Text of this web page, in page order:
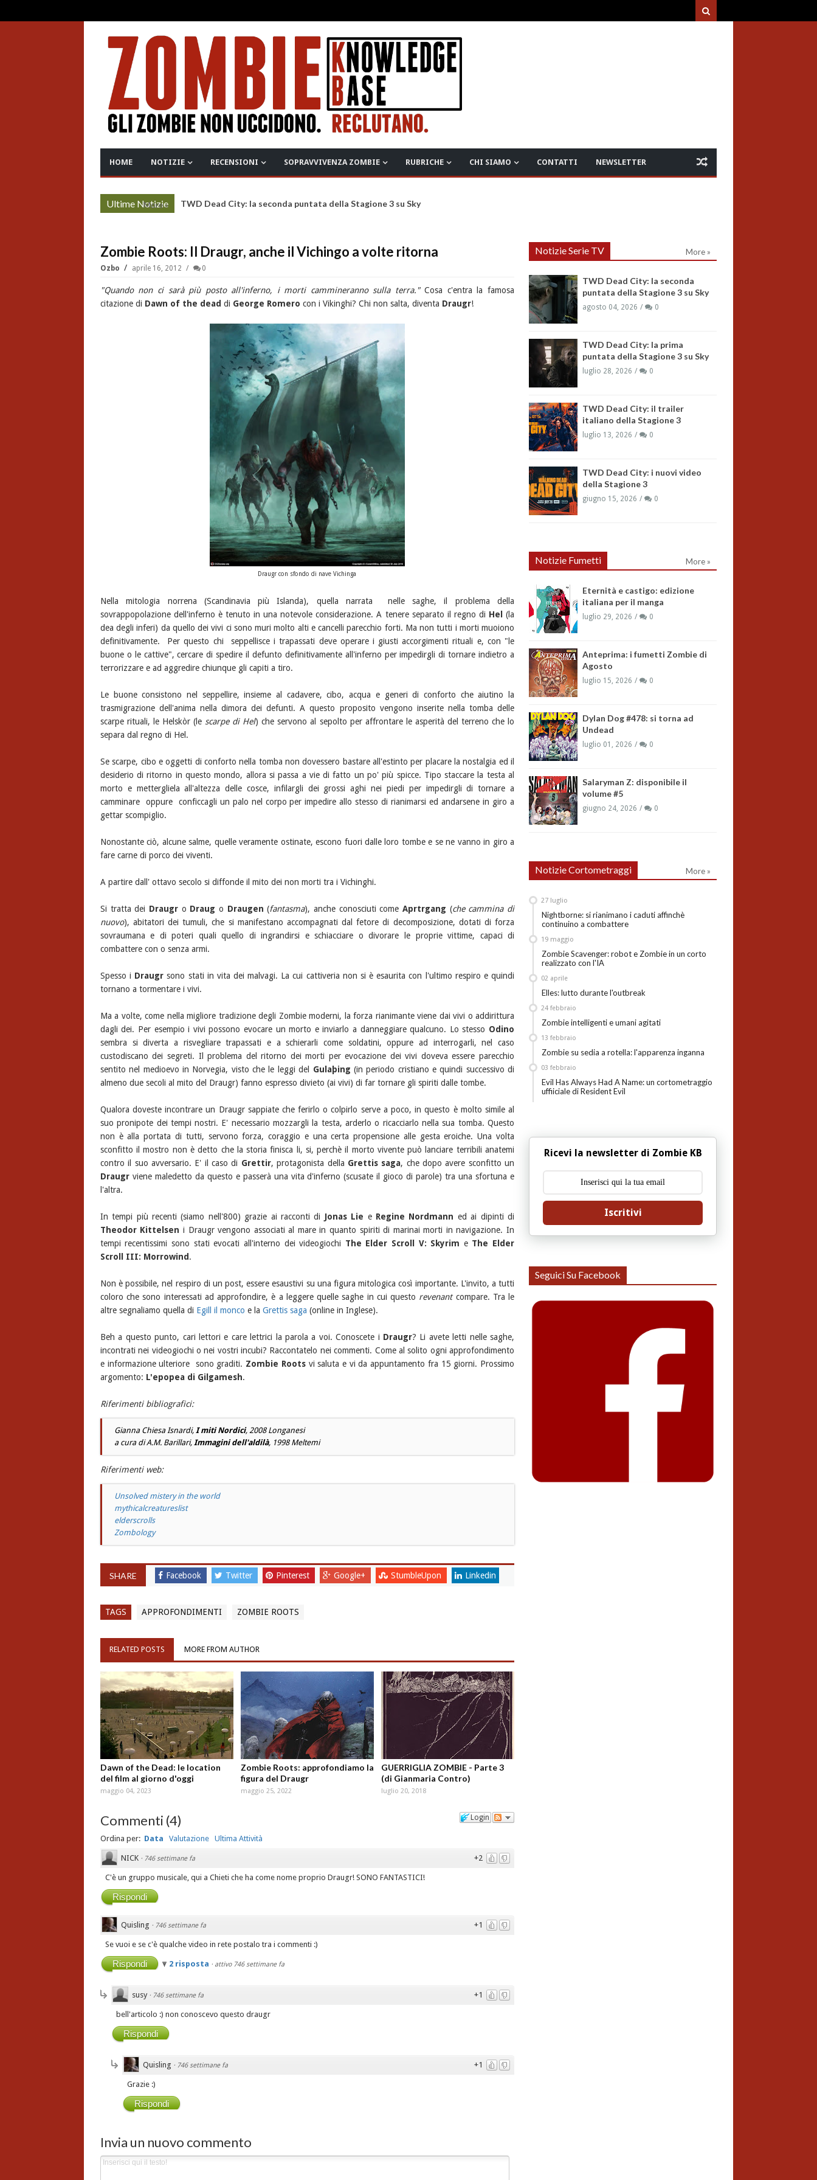
HOME NOTIZIE RECENSIONI SOPRAVVIVENZA ZOMBIE RUBRICHE CHI SIAMO CONTATTI NEWSLETTER
Ultime Notizie
More » TWD Dead City: la seconda puntata della Stagione 3 su Sky
Zombie Roots: Il Draugr, anche il Vichingo a volte ritorna
Ozbo aprile 16, 2012 0
"Quando non ci sarà più posto all'inferno, i morti cammineranno sulla terra."Cosa c'entra la famosa
citazione di Dawn of the dead di George Romero con i Vikinghi? Chi non salta, diventa Draugr!
Draugr con sfondo di nave Vichinga
Nella mitologia norrena (Scandinavia più Islanda), quella narrata nelle saghe, il problema della
sovrappopolazione dell'inferno è tenuto in una notevole considerazione. A tenere separato il regno di Hel
(la
dea degli inferi) da quello dei vivi ci sono muri molto alti e cancelli parecchio forti. Ma non tutti i morti muoiono
definitivamente. Per questo chi seppellisce i trapassati deve operare i giusti accorgimenti rituali e, con "le
buone o le cattive", cercare di spedire il defunto definitivamente all'inferno per impedirgli di tornare indietro a
terrorizzare e ad aggredire chiunque gli capiti a tiro.
Le buone consistono nel seppellire, insieme al cadavere, cibo, acqua e generi di conforto che aiutino la
trasmigrazione dell'anima nella dimora dei defunti. A questo proposito vengono inserite nella tomba delle
scarpe rituali, le Helskòr (le scarpe di Hel) che servono al sepolto per affrontare le asperità del terreno che lo
separa dal regno di Hel.
Se scarpe, cibo e oggetti di conforto nella tomba non dovessero bastare all'estinto per placare la nostalgia ed il
desiderio di ritorno in questo mondo, allora si passa a vie di fatto un po' più spicce. Tipo staccare la testa al
morto e mettergliela all'altezza delle cosce, infilargli dei grossi aghi nei piedi per impedirgli di tornare a
camminare oppure conficcagli un palo nel corpo per impedire allo stesso di rianimarsi ed andarsene in giro a
gettar scompiglio.
Nonostante ciò, alcune salme, quelle veramente ostinate, escono fuori dalle loro tombe e se ne vanno in giro a
fare carne di porco dei viventi.
A partire dall' ottavo secolo si diffonde il mito dei non morti tra i Vichinghi.
Si tratta dei Draugro Draug o Draugen (fantasma), anche conosciuti comeAprtrgang (che cammina di
nuovo), abitatori dei tumuli, che si manifestano accompagnati dal fetore di decomposizione, dotati di forza
sovraumana e di poteri quali quello di ingrandirsi e schiacciare o divorare le proprie vittime, capaci di
combattere con o senza armi.
Spesso i Draugr sono stati in vita dei malvagi. La cui cattiveria non si è esaurita con l'ultimo respiro e quindi
tornano a tormentare i vivi.
Ma a volte, come nella migliore tradizione degli Zombie moderni, la forza rianimante viene dai vivi o addirittura
dagli dei. Per esempio i vivi possono evocare un morto e inviarlo a danneggiare qualcuno. Lo stesso Odino
sembra si diverta a risvegliare trapassati e a schierarli come soldatini, oppure ad interrogarli, nel caso
custodiscano dei segreti. Il problema del ritorno dei morti per evocazione dei vivi doveva essere parecchio
sentito nel medioevo in Norvegia, visto che le leggi del Gulaþing (in periodo cristiano e quindi successivo di
almeno due secoli al mito del Draugr) fanno espresso divieto (ai vivi) di far tornare gli spiriti dalle tombe.
Qualora doveste incontrare un Draugr sappiate che ferirlo o colpirlo serve a poco, in questo è molto simile al
suo pronipote dei tempi nostri. E' necessario mozzargli la testa, arderlo o ricacciarlo nella sua tomba. Questo
non è alla portata di tutti, servono forza, coraggio e una certa propensione alle gesta eroiche. Una volta
sconfitto il mostro non è detto che la storia finisca li, si, perchè il morto vivente può lanciare terribili anatemi
contro il suo avversario. E' il caso di Grettir, protagonista della Grettis saga, che dopo avere sconfitto un
Draugrviene maledetto da questo e passerà una vita d'inferno (scusate il gioco di parole) tra una sfortuna e
l'altra.
In tempi più recenti (siamo nell'800) grazie ai racconti di Jonas Lie e Regine Nordmann ed ai dipinti di
Theodor Kittelseni Draugr vengono associati al mare in quanto spiriti di marinai morti in navigazione. In
tempi recentissimi sono stati evocati all'interno dei videogiochi The Elder Scroll V: Skyrim eThe Elder
Scroll III: Morrowind .
Non è possibile, nel respiro di un post, essere esaustivi su una figura mitologica così importante. L'invito, a tutti
coloro che sono interessati ad approfondire, è a leggere quelle saghe in cui questo revenantcompare. Tra le
altre segnaliamo quella di Egill il monco e la Grettis saga (online in Inglese).
Beh a questo punto, cari lettori e care lettrici la parola a voi. Conoscete i Draugr? Li avete letti nelle saghe,
incontrati nei videogiochi o nei vostri incubi? Raccontatelo nei commenti. Come al solito ogni approfondimento
e informazione ulteriore sono graditi. Zombie Rootsvi saluta e vi da appuntamento fra 15 giorni. Prossimo
argomento: L'epopea di Gilgamesh.
Riferimenti bibliografici:
Gianna Chiesa Isnardi, I miti Nordici, 2008 Longanesi
a cura di A.M. Barillari, Immagini dell'aldilà, 1998 Meltemi
Riferimenti web:
Unsolved mistery in the world
mythicalcreatureslist
elderscrolls
Zombology
SHARE Facebook Twitter Pinterest Google+ StumbleUpon Linkedin
TAGS APPROFONDIMENTI ZOMBIE ROOTS
RELATED POSTS MORE FROM AUTHOR
Dawn of the Dead: le location
del film al giorno d'oggi
maggio 04, 2023
Zombie Roots: approfondiamo la
figura del Draugr
maggio 25, 2022
GUERRIGLIA ZOMBIE - Parte 3
(di Gianmaria Contro)
luglio 20, 2018
Login
Commenti (4)
Ordina per: Data Valutazione Ultima Attività
+2
NICK · 746 settimane fa
C'è un gruppo musicale, qui a Chieti che ha come nome proprio Draugr! SONO FANTASTICI!
Rispondi
+1
Quisling · 746 settimane fa
Se vuoi e se c'è qualche video in rete postalo tra i commenti :)
Rispondi 2 risposta · attivo 746 settimane fa
+1
susy · 746 settimane fa
bell'articolo :) non conoscevo questo draugr
Rispondi
+1
Quisling · 746 settimane fa
Grazie :)
Rispondi
Invia un nuovo commento
Notizie Serie TV More »
TWD Dead City: la seconda
puntata della Stagione 3 su Sky
agosto 04, 2026 0
TWD Dead City: la prima
puntata della Stagione 3 su Sky
luglio 28, 2026 0
TWD Dead City: il trailer
italiano della Stagione 3
luglio 13, 2026 0
TWD Dead City: i nuovi video
della Stagione 3
giugno 15, 2026 0
Notizie Fumetti More »
Eternità e castigo: edizione
italiana per il manga
luglio 29, 2026 0
Anteprima: i fumetti Zombie di
Agosto
luglio 15, 2026 0
Dylan Dog #478: si torna ad
Undead
luglio 01, 2026 0
Salaryman Z: disponibile il
volume #5
giugno 24, 2026 0
Notizie Cortometraggi More »
Nightborne: si rianimano i caduti affinchè
continuino a combattere
27 luglio
Zombie Scavenger: robot e Zombie in un corto
realizzato con l'IA
19 maggio
Elles: lutto durante l'outbreak
02 aprile
Zombie intelligenti e umani agitati
24 febbraio
Zombie su sedia a rotella: l'apparenza inganna
13 febbraio
Evil Has Always Had A Name: un cortometraggio
uffiiciale di Resident Evil
03 febbraio
Ricevi la newsletter di Zombie KB
Iscritivi
Seguici Su Facebook